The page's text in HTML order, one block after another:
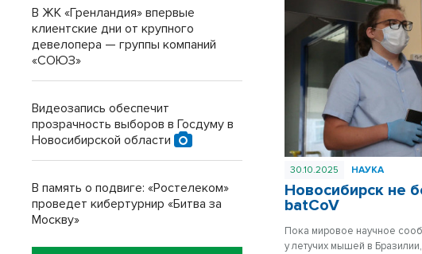
30.10.2025 НАУКА
Новосибирск не
batCoV
Пока мировое научное
у летучих мышей в
В ЖК «Гренландия» впервые
клиентские дни от крупного
девелопера — группы компаний
«СОЮЗ»
Видеозапись обеспечит
прозрачность выборов в Госдуму в
Новосибирской области
В память о подвиге: «Ростелеком»
проведет кибертурнир «Битва за
Москву»